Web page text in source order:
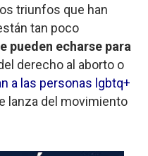
triunfos que han
tan poco
pueden echarse para
derecho al aborto o
a las personas lgbtq+
lanza del movimiento